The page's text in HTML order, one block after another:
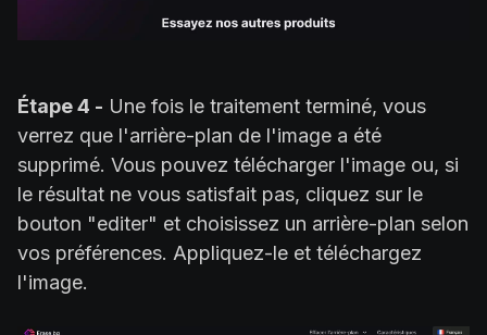
Étape 4 - Une fois le traitement terminé, vous
verrez que l'arrière-plan de l'image a été
supprimé. Vous pouvez télécharger l'image ou, si
le résultat ne vous satisfait pas, cliquez sur le
bouton "editer" et choisissez un arrière-plan selon
vos préférences. Appliquez-le et téléchargez
l'image.